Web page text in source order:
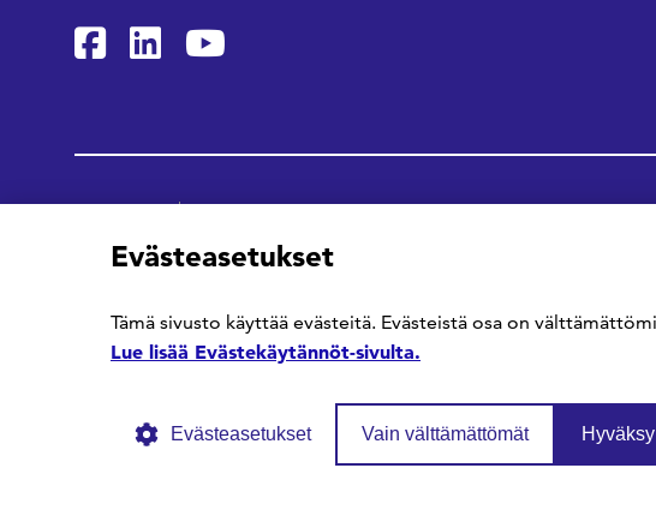
SFS Facebookissa
SFS Linkedinissä
SFS Youtubessa
Evästeasetukset
Tämä sivusto käyttää evästeitä. Evästeistä osa on
Lue lisää Evästekäytännöt-sivulta.
Evästeasetukset Vain välttämättömät